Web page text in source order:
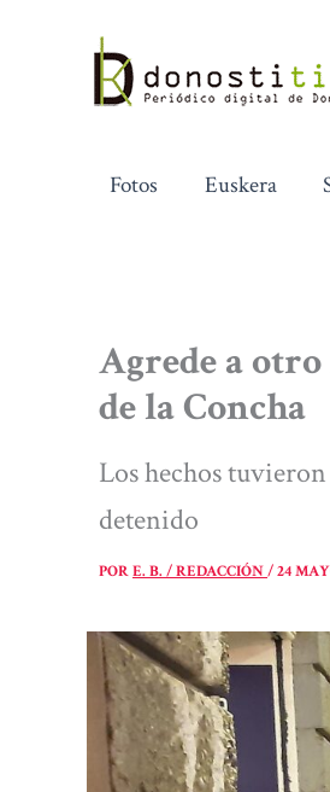
contenido
Fotos Euskera
Agrede a
de la Concha
Los hechos
detenido
PORE. B. / REDACCIÓN/24